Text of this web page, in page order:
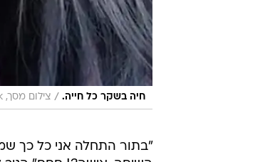
חיה בשקר כל חייה. / צילום מסך, TikTok
"בתור התחלה אני כל כך